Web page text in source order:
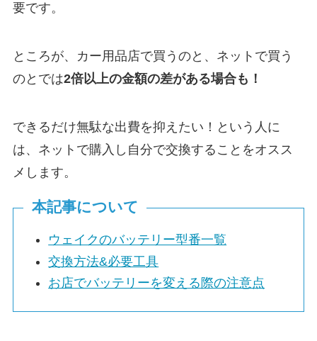
要です。
ところが、カー用品店で買うのと、ネットで買う
のとでは2倍以上の金額の差がある場合も！
できるだけ無駄な出費を抑えたい！という人に
は、ネットで購入し自分で交換することをオスス
メします。
本記事について
ウェイクのバッテリー型番一覧
交換方法&必要工具
お店でバッテリーを変える際の注意点